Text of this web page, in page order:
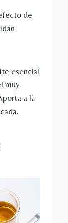
de
esencial
muy
a la